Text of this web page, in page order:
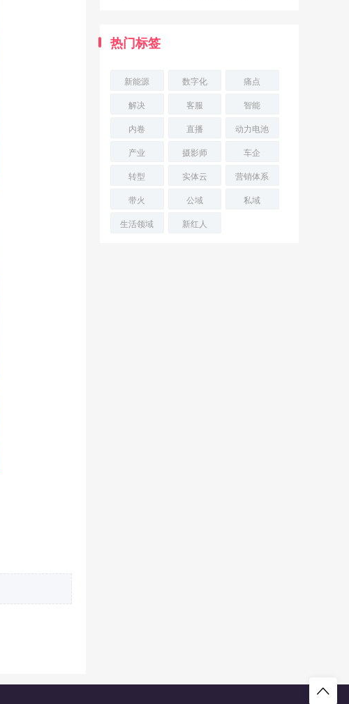
热门标签
新能源 数字化
痛点
解决
客服
智能
内卷
直播
动力电池
产业
摄影师
车企
转型
实体云
营销体系
带火
公域
私域
生活领域
新红人